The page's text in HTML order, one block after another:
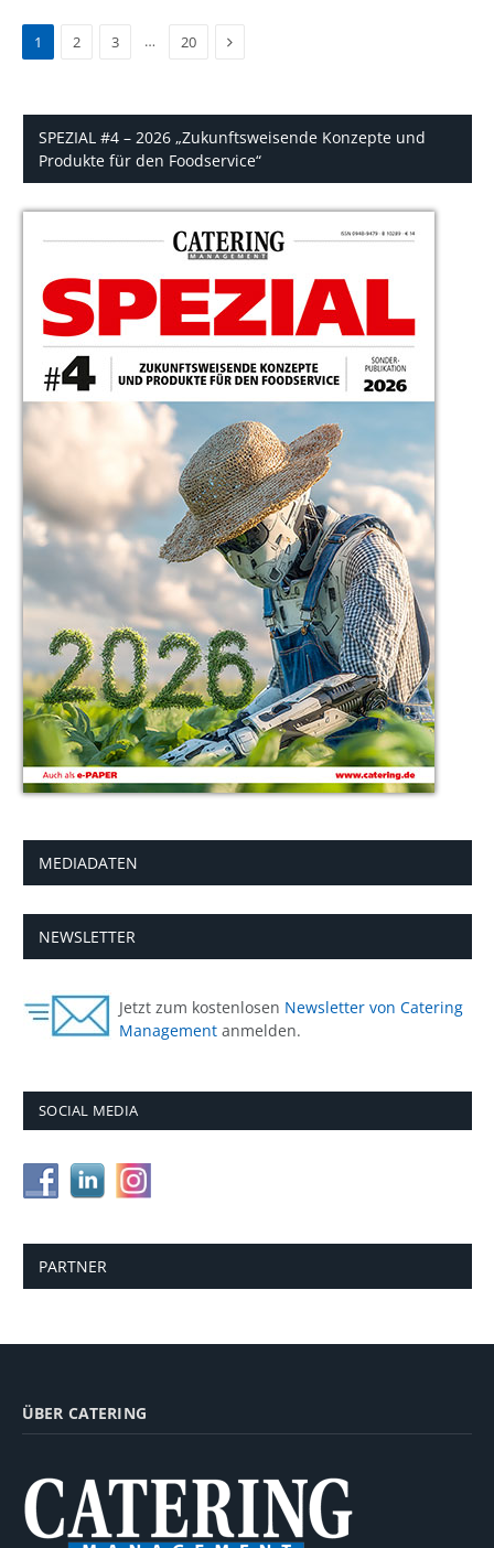
1 2 3 … 20 Next
SPEZIAL #4 – 2026 „Zukunftsweisende Konzepte und
Produkte für den Foodservice“
MEDIADATEN
NEWSLETTER
Jetzt zum kostenlosen Newsletter von Catering
Management anmelden.
SOCIAL MEDIA
PARTNER
ÜBER CATERING